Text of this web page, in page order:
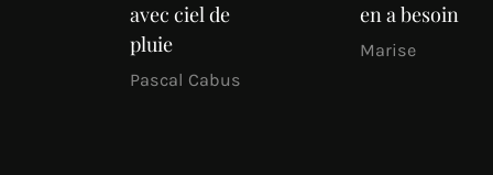
avec ciel de
pluie
Pascal Cabus
en a besoin
Marise